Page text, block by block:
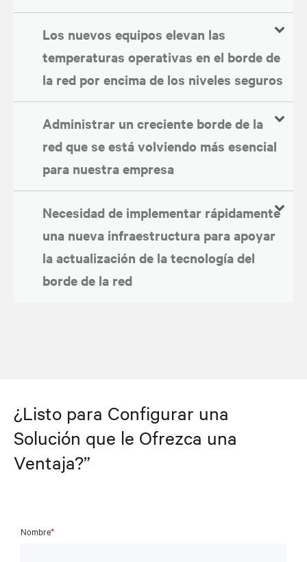
Los nuevos equipos elevan las
temperaturas operativas en el borde de
la red por encima de los niveles seguros
Administrar un creciente borde de la
red que se está volviendo más esencial
para nuestra empresa
Necesidad de implementar rápidamente
una nueva infraestructura para apoyar
la actualización de la tecnología del
borde de la red
¿Listo para Configurar una
Solución que le Ofrezca una
Ventaja?”
Nombre*